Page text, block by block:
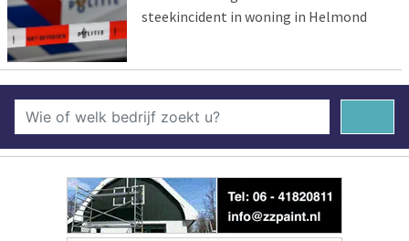
steekincident in woning in Helmond